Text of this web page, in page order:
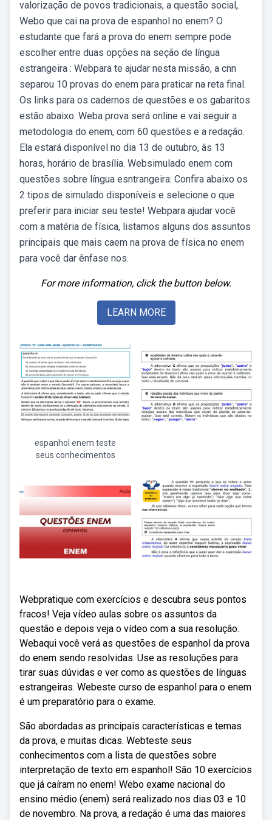
valorização de povos tradicionais, a questão social,.
Webo que cai na prova de espanhol no enem? O
estudante que fará a prova do enem sempre pode
escolher entre duas opções na seção de língua
estrangeira : Webpara te ajudar nesta missão, a cnn
separou 10 provas do enem para praticar na reta final.
Os links para os cadernos de questões e os gabaritos
estão abaixo. Weba prova será online e vai seguir a
metodologia do enem, com 60 questões e a redação.
Ela estará disponível no dia 13 de outubro, às 13
horas, horário de brasília. Websimulado enem com
questões sobre língua esntrangeira: Confira abaixo os
2 tipos de simulado disponíveis e selecione o que
preferir para iniciar seu teste! Webpara ajudar você
com a matéria de física, listamos alguns dos assuntos
principais que mais caem na prova de física no enem
para você dar ênfase nos.
For more information, click the button below.
LEARN MORE
espanhol enem teste
seus conhecimentos
Webpratique com exercícios e descubra seus pontos
fracos! Veja vídeo aulas sobre os assuntos da
questão e depois veja o vídeo com a sua resolução.
Webaqui você verá as questões de espanhol da prova
do enem sendo resolvidas. Use as resoluções para
tirar suas dúvidas e ver como as questões de línguas
estrangeiras. Webeste curso de espanhol para o enem
é um preparatório para o exame.
São abordadas as principais características e temas
da prova, e muitas dicas. Webteste seus
conhecimentos com a lista de questões sobre
interpretação de texto em espanhol! São 10 exercícios
que já caíram no enem! Webo exame nacional do
ensino médio (enem) será realizado nos dias 03 e 10
de novembro. Na prova, a redação é uma das maiores